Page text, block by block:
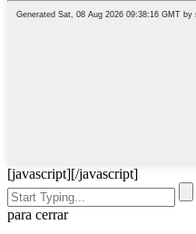
[javascript][/javascript]
para cerrar